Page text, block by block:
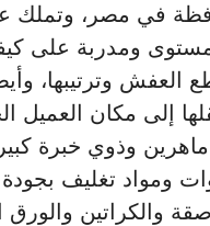
في مصر، وتملك
ومدربة على
العفش وترتيبها،
إلى مكان العميل
وذوي خبرة
ومواد تغليف بجودة
والكراتين والورق